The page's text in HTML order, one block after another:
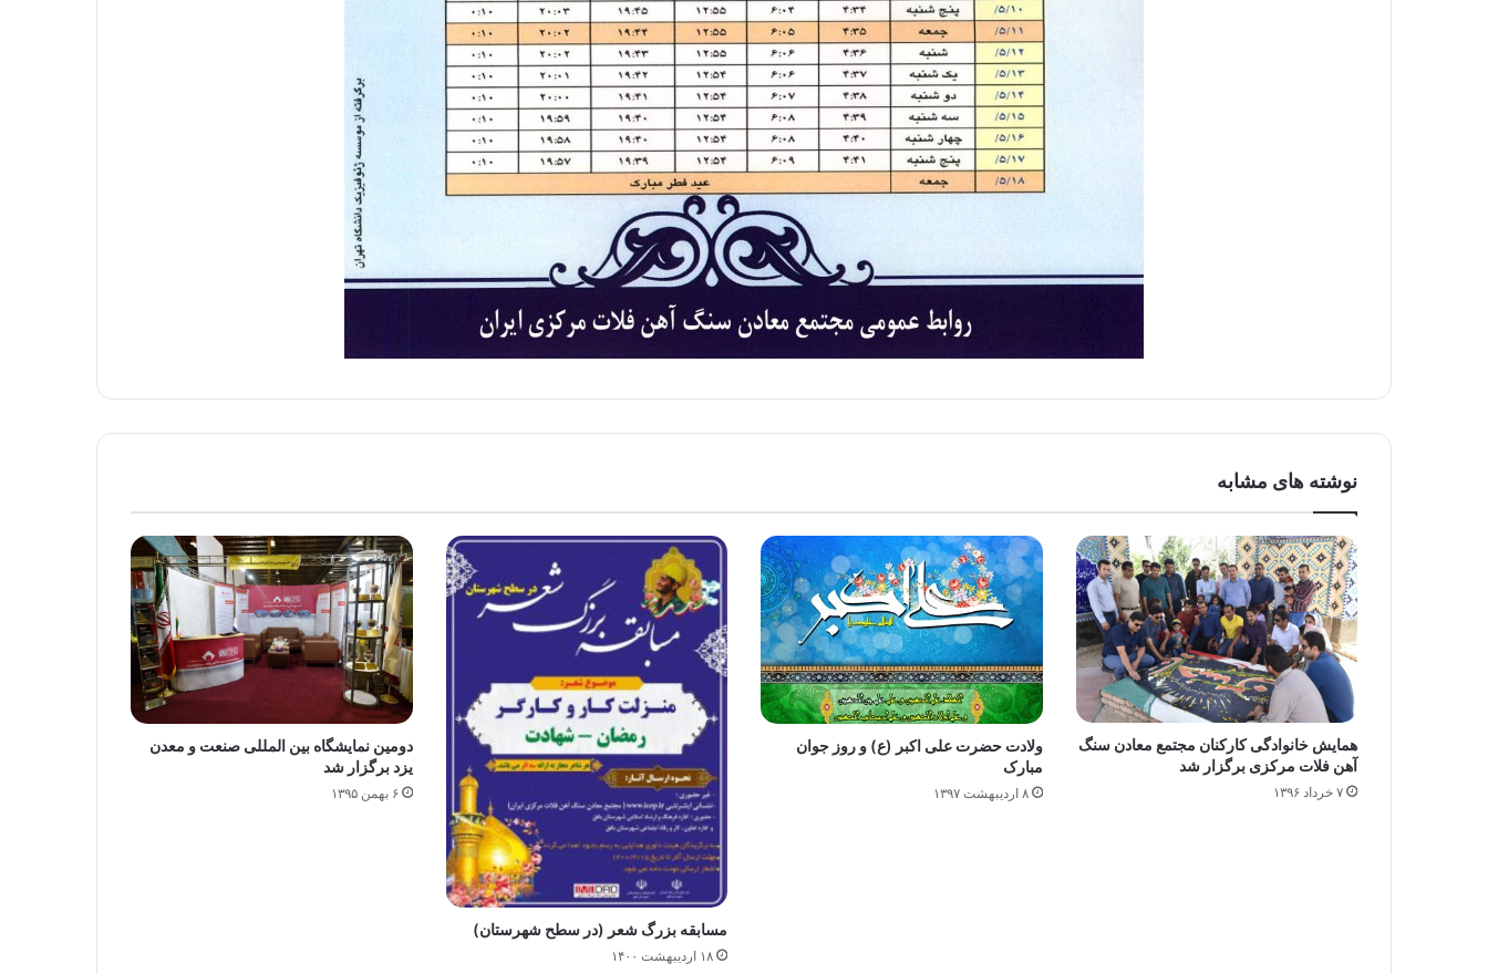
نوشته های مشابه
​همایش خانوادگی کارکنان مجتمع معادن سنگ
آهن فلات مرکزی برگزار شد
۷ خرداد ۱۳۹۶
ولادت حضرت علی اکبر (ع) و روز جوان
مبارک
۸ اردیبهشت ۱۳۹۷
مسابقه بزرگ شعر (در سطح شهرستان)
۱۸ اردیبهشت ۱۴۰۰
دومین نمایشگاه بین المللی صنعت و معدن
یزد برگزار شد
۶ بهمن ۱۳۹۵